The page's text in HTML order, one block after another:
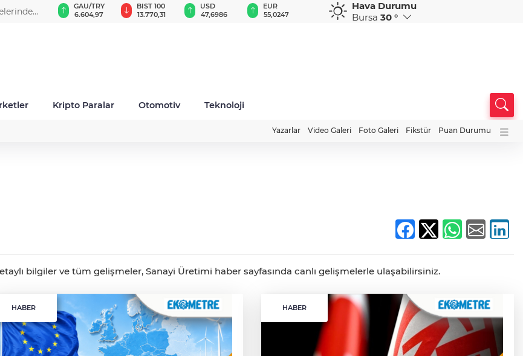
GAU/TRY
6.604,97
BIST 100
13.770,31
USD
47,6986
EUR
55,0247
GBP
64,1789
CHF
58,8366
CAD
34,0293
Hava Durumu
Bursa 30 °
Kripto Paralar Otomotiv Teknoloji
Yazarlar Video Galeri Foto Galeri Fikstür Puan Durumu
bilgiler ve tüm gelişmeler, Sanayi Üretimi haber sayfasında canlı gelişmelerle ulaşabilirsiniz.
HABER HABER